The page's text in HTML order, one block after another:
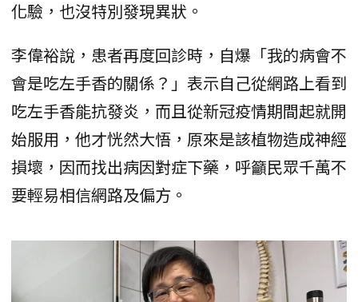
化驗，也沒特別發現異狀。
李偉裕說，患者再度回診時，自爆「我的病會不
會是吃左手香的關係？」表示自己從網路上看到
吃左手香能抗發炎，而且從新冠疫情期間起就開
始服用，他才恍然大悟，原來是該植物造成神經
損壞，因而找出病因對症下藥，呼籲民眾千萬不
要輕易相信網路及偏方。